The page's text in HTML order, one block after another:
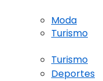
Turismo
Deportes
Moda
Turismo